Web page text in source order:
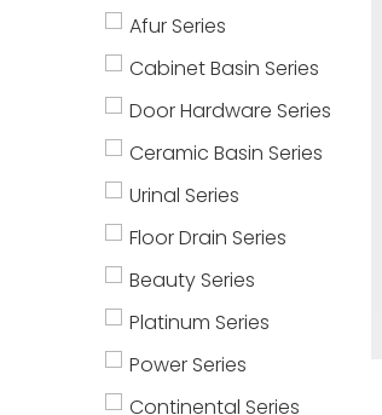
Afur Series
Cabinet Basin Series
Door Hardware Series
Ceramic Basin Series
Urinal Series
Floor Drain Series
Beauty Series
Platinum Series
Power Series
Continental Series